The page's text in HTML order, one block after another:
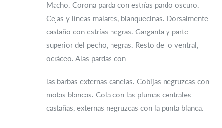
Macho. Corona parda con estrías pardo oscuro.
Cejas y líneas malares, blanquecinas. Dorsalmente
castaño con estrías negras. Garganta y parte
superior del pecho, negras. Resto de lo ventral,
ocráceo. Alas pardas con
las barbas externas canelas. Cobijas negruzcas con
motas blancas. Cola con las plumas centrales
castañas, externas negruzcas con la punta blanca.